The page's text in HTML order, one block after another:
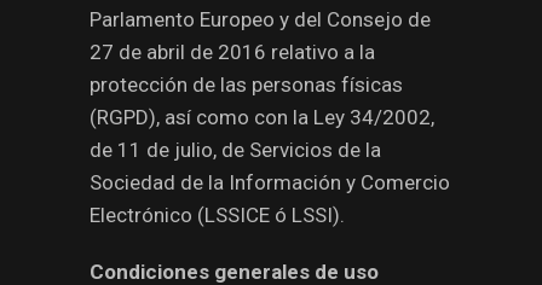
Parlamento Europeo y del Consejo de
27 de abril de 2016 relativo a la
protección de las personas físicas
(RGPD), así como con la Ley 34/2002,
de 11 de julio, de Servicios de la
Sociedad de la Información y Comercio
Electrónico (LSSICE ó LSSI).
Condiciones generales de uso